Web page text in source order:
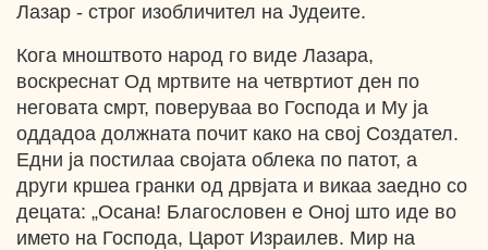
Лазар - строг изобличител на Јудеите.
Кога мноштвото народ го виде Лазара,
воскреснат Од мртвите на четвртиот ден по
неговата смрт, поверуваа во Господа и Му ја
оддадоа должната почит како на свој Создател.
Едни ја постилаа својата облека по патот, а
други кршеа гранки од дрвјата и викаа заедно со
децата: „Осана! Благословен е Оној што иде во
името на Господа, Царот Израилев. Мир на